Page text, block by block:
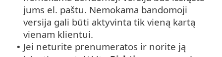
jums el. paštu. Nemokama bandomoji
versija gali būti aktyvinta tik vieną kartą
vienam klientui.
• Jei neturite prenumeratos ir norite ją